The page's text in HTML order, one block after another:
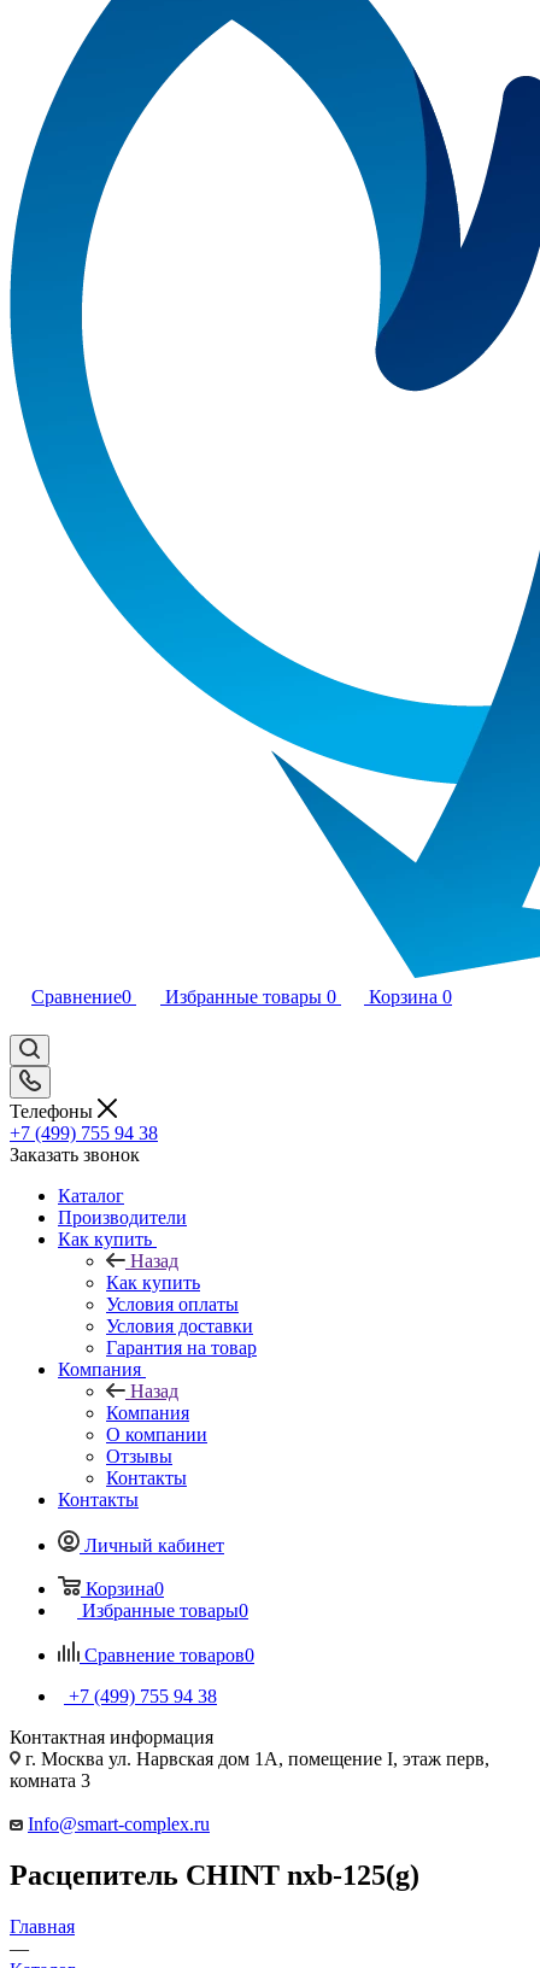
Сравнение0 Избранные товары 0 Корзина 0
Телефоны
+7 (499) 755 94 38
Заказать звонок
Каталог
Производители
Как купить
Назад
Как купить
Условия оплаты
Условия доставки
Гарантия на товар
Компания
Назад
Компания
О компании
Отзывы
Контакты
Контакты
Личный кабинет
Корзина0
Избранные товары0
Сравнение товаров0
+7 (499) 755 94 38
Контактная информация
г. Москва ул. Нарвская дом 1А, помещение I, этаж перв,
комната 3
Info@smart-complex.ru
Расцепитель CHINT nxb-125(g)
Главная
—